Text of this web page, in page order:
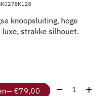
knoopsluiting, hoge
strakke silhouet.
— €79,00 Aantal: